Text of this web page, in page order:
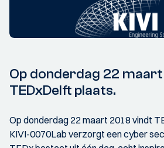
Op donderdag 22
TEDxDelft plaats.
Op donderdag 22 maart 2018 vindt
KIVI-0070Lab verzorgt een cyber